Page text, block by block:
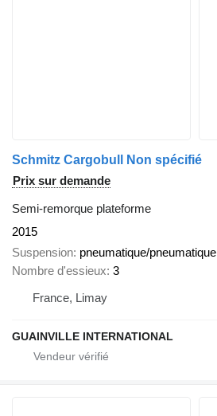
Schmitz Cargobull Non spécifié
Prix sur demande
Semi-remorque plateforme
2015
Suspension pneumatique/pneumatique
Nombre d'essieux 3
France, Limay
GUAINVILLE INTERNATIONAL